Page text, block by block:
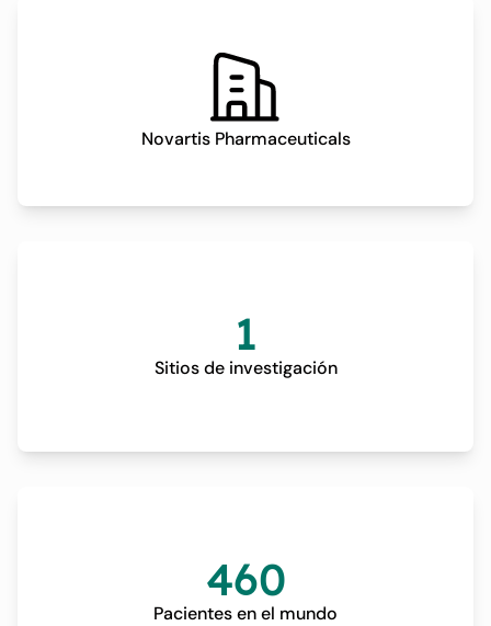
Novartis Pharmaceuticals
1
Sitios de investigación
460
Pacientes en el mundo